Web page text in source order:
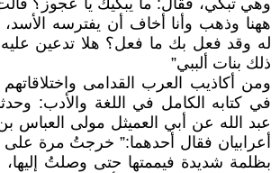
وهي تبكي، فقال: ما يبكيك يا عجوز؟
ههنا وذهب وأنا أخاف أن يفترسه الأسد،
له وقد فعل بك ما فعل؟ هلا تدعين
ذلك بنات ألببي”
ومن أكاذيب العرب القدامى واختلاقاتهم
في كتابه الكامل في اللغة والأدب:
عبد الله عن أبي العميثل مولى العباس
أعرابيان فقال أحدهما:” خرجتُ مرة
بظلمة شديدة فيممتها حتى وصلتُ